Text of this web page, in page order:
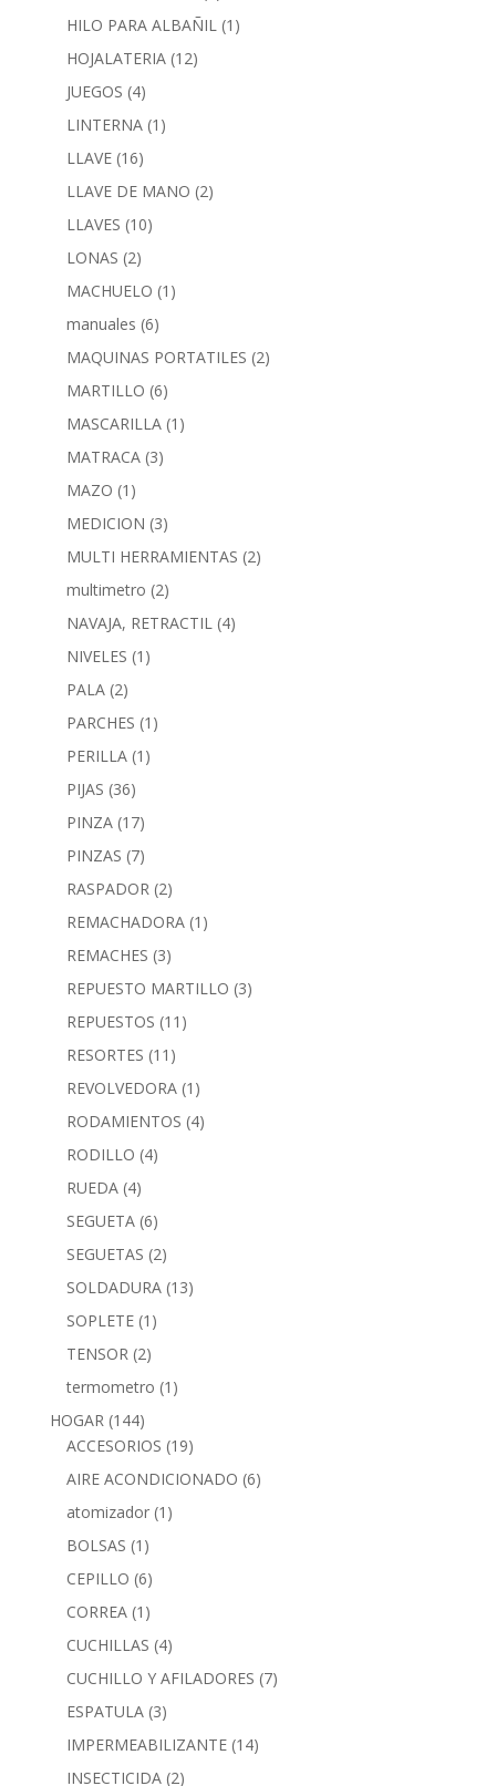
HILO PARA ALBAÑIL (1)
HOJALATERIA (12)
JUEGOS (4)
LINTERNA (1)
LLAVE (16)
LLAVE DE MANO (2)
LLAVES (10)
LONAS (2)
MACHUELO (1)
manuales (6)
MAQUINAS PORTATILES (2)
MARTILLO (6)
MASCARILLA (1)
MATRACA (3)
MAZO (1)
MEDICION (3)
MULTI HERRAMIENTAS (2)
multimetro (2)
NAVAJA, RETRACTIL (4)
NIVELES (1)
PALA (2)
PARCHES (1)
PERILLA (1)
PIJAS (36)
PINZA (17)
PINZAS (7)
RASPADOR (2)
REMACHADORA (1)
REMACHES (3)
REPUESTO MARTILLO (3)
REPUESTOS (11)
RESORTES (11)
REVOLVEDORA (1)
RODAMIENTOS (4)
RODILLO (4)
RUEDA (4)
SEGUETA (6)
SEGUETAS (2)
SOLDADURA (13)
SOPLETE (1)
TENSOR (2)
termometro (1)
HOGAR (144)
ACCESORIOS (19)
AIRE ACONDICIONADO (6)
atomizador (1)
BOLSAS (1)
CEPILLO (6)
CORREA (1)
CUCHILLAS (4)
CUCHILLO Y AFILADORES (7)
ESPATULA (3)
IMPERMEABILIZANTE (14)
INSECTICIDA (2)